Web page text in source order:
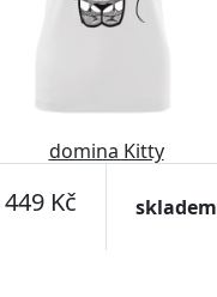
domina Kitty
449 Kč skladem